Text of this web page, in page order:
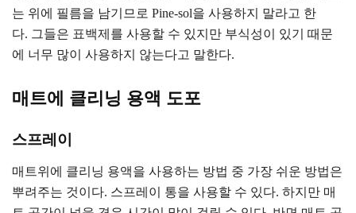
는 위에 필름을 남기므로 Pine-sol을 사용하지 말라고 한
다. 그들은 표백제를 사용할 수 있지만 부식성이 있기 때문
에 너무 많이 사용하지 않는다고 말한다.
매트에 클리닝 용액 도포
스프레이
매트위에 클리닝 용액을 사용하는 방법 중 가장 쉬운 방법은
뿌려주는 것이다. 스프레이 통을 사용할 수 있다. 하지만 매